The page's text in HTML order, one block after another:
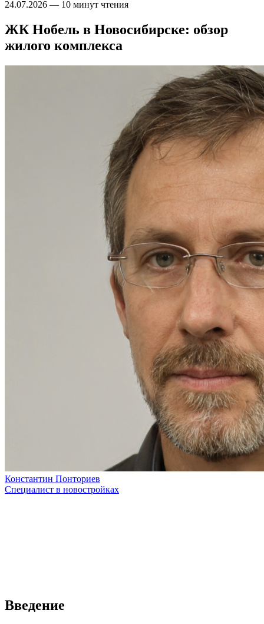
24.07.2026 — 10 минут чтения
ЖК Нобель в Новосибирске: обзор
жилого комплекса
Константин Понториев
Специалист в новостройках
Введение